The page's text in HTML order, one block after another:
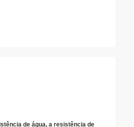
de água, a resistência de